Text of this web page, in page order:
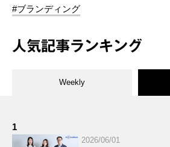
#ブランディング
人気記事ランキング
Weekly
1
2026/06/01